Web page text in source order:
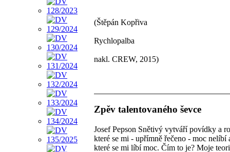
(Štěpán Kopřiva
Rychlopalba
nakl. CREW, 2015)
Zpěv talentovaného ševce
Josef Pepson Snětivý vytváří povídky a
které se mi - upřímně řečeno - moc nelíbí
které se mi líbí moc. Čím to je? Moje